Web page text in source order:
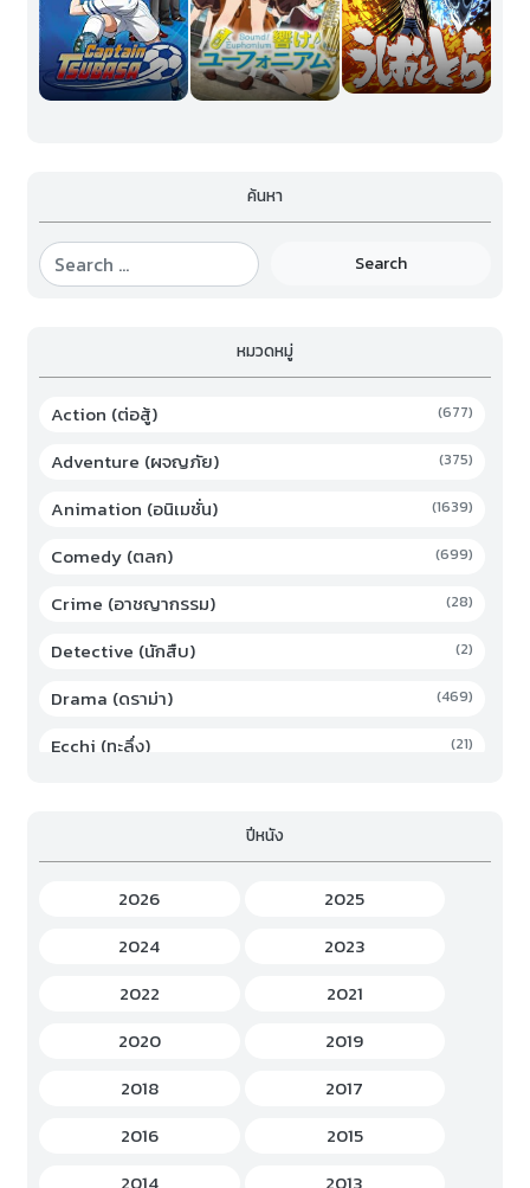
ค้นหา
Search
หมวดหมู่
Action (ต่อสู้) (677)
Adventure (ผจญภัย) (375)
Animation (อนิเมชั่น) (1639)
Comedy (ตลก) (699)
Crime (อาชญากรรม) (28)
Detective (นักสืบ) (2)
Drama (ดราม่า) (469)
Ecchi (ทะลึ่ง) (21)
Game (เกม)
Gourmet (อาหาร)
Hentai (เฮ็นไต)
History (ประวัติศาสตร์)
Horror (สยองขวัญ)
Idols Female (ไอดอล หญิง)
Idols Male (ไอดอล ชาย)
ปีหนัง
2026
2025
2024
2023
2022
2021
2020
2019
2018
2017
2016
2015
2014
2013